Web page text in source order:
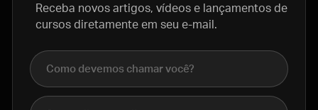
Receba novos artigos, vídeos e lançamentos de
cursos diretamente em seu e-mail.
Nome completo
E-mail